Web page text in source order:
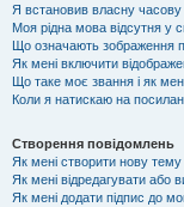
Я встановив власну часову
Моя рідна мова відсутня у
Що означають зображення
Як мені включити
Що таке моє звання і як
Коли я натискаю на
Створення повідомлень
Як мені створити нову
Як мені відредагувати або
Як мені додати підпис до